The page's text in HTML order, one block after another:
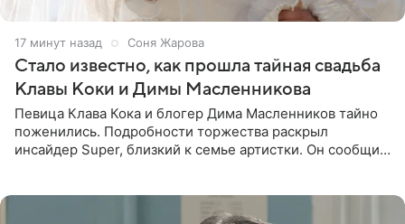
17 минут назад Соня Жарова
Стало известно, как прошла тайная свадьба
Клавы Коки и Димы Масленникова
Певица Клава Кока и блогер Дима Масленников тайно
поженились. Подробности торжества раскрыл
инсайдер Super, близкий к семье артистки. Он сообщил,